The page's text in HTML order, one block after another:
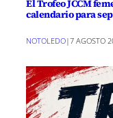
El Trofeo JCCM
calendario para
NOTOLEDO|7 AGOSTO